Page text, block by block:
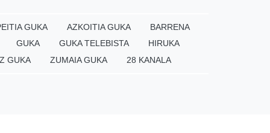
GUKA AZKOITIA GUKA
BARRENA
GUKA GUKA TELEBISTA
HIRUKA
GUKA ZUMAIA GUKA 28 KANALA